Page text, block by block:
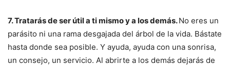
7. Tratarás de ser útil a ti mismo y a los demás.No eres un
parásito ni una rama desgajada del árbol de la vida. Bástate
hasta donde sea posible. Y ayuda, ayuda con una sonrisa,
un consejo, un servicio. Al abrirte a los demás dejarás de